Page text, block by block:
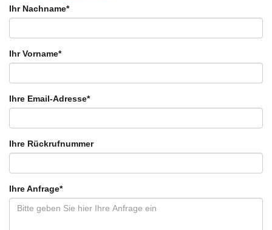
Ihr Nachname*
Ihr Vorname*
Ihre Email-Adresse*
Ihre Rückrufnummer
Ihre Anfrage*